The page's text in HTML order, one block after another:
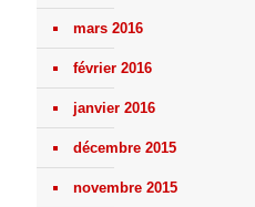
mars 2016
février 2016
janvier 2016
décembre 2015
novembre 2015